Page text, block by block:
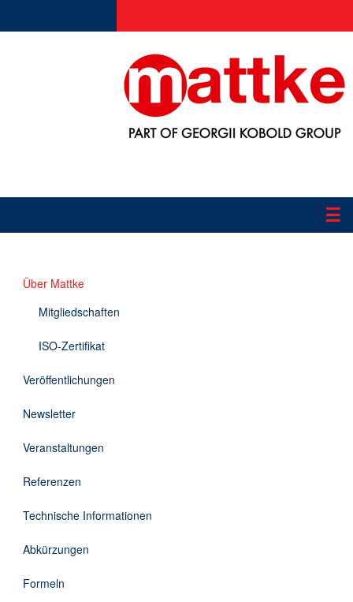
☰
Applikationen
Informationen
EN
DE
Über Mattke
Mitgliedschaften
ISO-Zertifikat
Veröffentlichungen
Newsletter
Veranstaltungen
Referenzen
Technische Informationen
Abkürzungen
Formeln